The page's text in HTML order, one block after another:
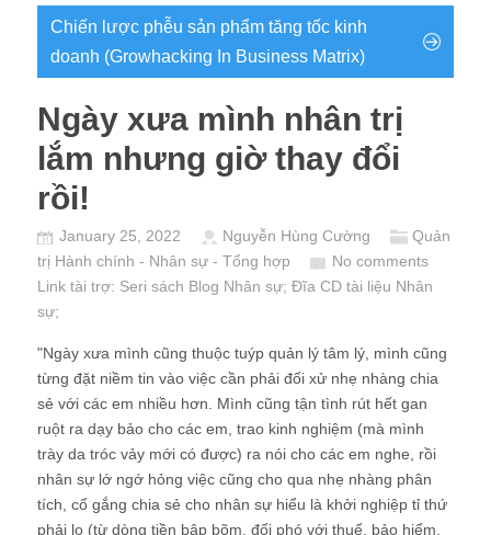
Chiến lược phễu sản phẩm tăng tốc kinh
doanh (Growhacking In Business Matrix)
Ngày xưa mình nhân trị
lắm nhưng giờ thay đổi
rồi!
January 25, 2022 Nguyễn Hùng Cường
Quản
trị Hành chính - Nhân sự - Tổng hợp
No comments
Link tài trợ: Seri sách Blog Nhân sự; Đĩa CD tài liệu Nhân
sự;
"Ngày xưa mình cũng thuộc tuýp quản lý tâm lý, mình cũng
từng đặt niềm tin vào việc cần phải đối xử nhẹ nhàng chia
sẻ với các em nhiều hơn. Mình cũng tận tình rút hết gan
ruột ra dạy bảo cho các em, trao kinh nghiệm (mà mình
trày da tróc vảy mới có được) ra nói cho các em nghe, rồi
nhân sự lớ ngớ hỏng việc cũng cho qua nhẹ nhàng phân
tích, cố gắng chia sẻ cho nhân sự hiểu là khởi nghiệp tỉ thứ
phải lo (từ dòng tiền bập bõm, đối phó với thuế, bảo hiểm,